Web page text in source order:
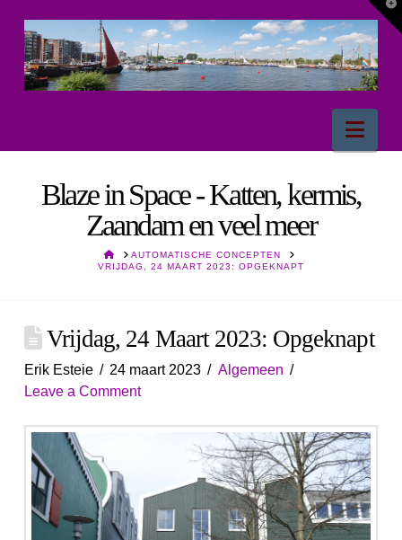
Blaze in Space - Katten, kermis,
Zaandam en veel meer
HOMEAUTOMATISCHE CONCEPTEN
VRIJDAG, 24 MAART 2023: OPGEKNAPT
Vrijdag, 24 Maart 2023: Opgeknapt
Erik Esteie 24 maart 2023
Algemeen
Leave a Comment